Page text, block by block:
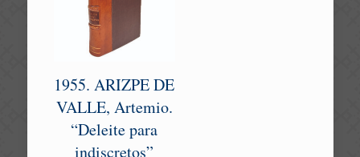
1955. ARIZPE DE
VALLE, Artemio.
“Deleite para
indiscretos”